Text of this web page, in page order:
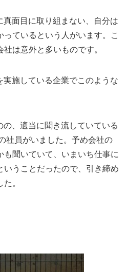
面目に取り組まない、自分は
ているという人がいます。こ
は意外と多いものです。
施している企業でこのような
、適当に聞き流していている
社員がいました。予め会社の
聞いていて、いまいち仕事に
うことだったので、引き締め
。